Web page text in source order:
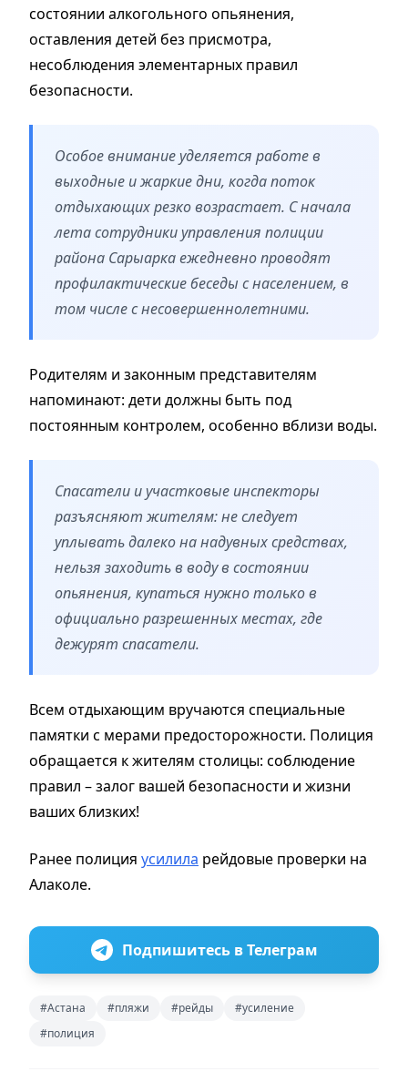
состоянии алкогольного опьянения,
оставления детей без присмотра,
несоблюдения элементарных правил
безопасности.
Особое внимание уделяется работе в
выходные и жаркие дни, когда поток
отдыхающих резко возрастает. С начала
лета сотрудники управления полиции
района Сарыарка ежедневно проводят
профилактические беседы с населением, в
том числе с несовершеннолетними.
Родителям и законным представителям
напоминают: дети должны быть под
постоянным контролем, особенно вблизи воды.
Спасатели и участковые инспекторы
разъясняют жителям: не следует
уплывать далеко на надувных средствах,
нельзя заходить в воду в состоянии
опьянения, купаться нужно только в
официально разрешенных местах, где
дежурят спасатели.
Всем отдыхающим вручаются специальные
памятки с мерами предосторожности. Полиция
обращается к жителям столицы: соблюдение
правил – залог вашей безопасности и жизни
ваших близких!
Ранее полиция усилила рейдовые проверки на
Алаколе.
Подпишитесь в Телеграм
#Астана #пляжи #рейды
#усиление
#полиция